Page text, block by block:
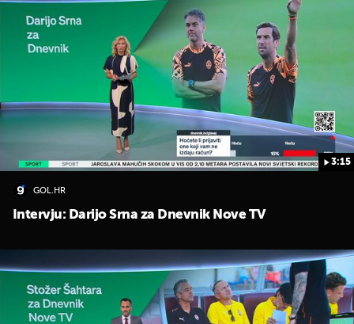
3:15
GOL.HR
Intervju: Darijo Srna za Dnevnik Nove TV